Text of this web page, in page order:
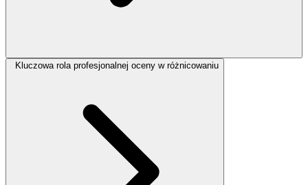
Kluczowa rola profesjonalnej oceny w różnicowaniu